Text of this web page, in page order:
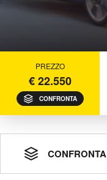
PREZZO
€ 22.550
CONFRONTA
CONFRONTA